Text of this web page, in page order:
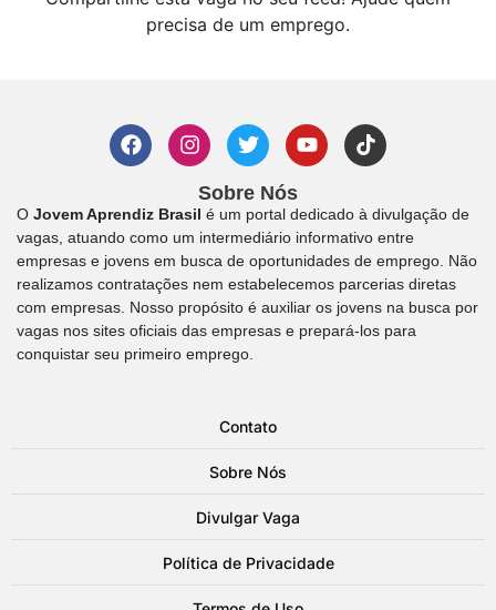
precisa de um emprego.
Sobre Nós
O Jovem Aprendiz Brasil é um portal dedicado à divulgação de
vagas, atuando como um intermediário informativo entre
empresas e jovens em busca de oportunidades de emprego. Não
realizamos contratações nem estabelecemos parcerias diretas
com empresas. Nosso propósito é auxiliar os jovens na busca por
vagas nos sites oficiais das empresas e prepará-los para
conquistar seu primeiro emprego.
Contato
Sobre Nós
Divulgar Vaga
Política de Privacidade